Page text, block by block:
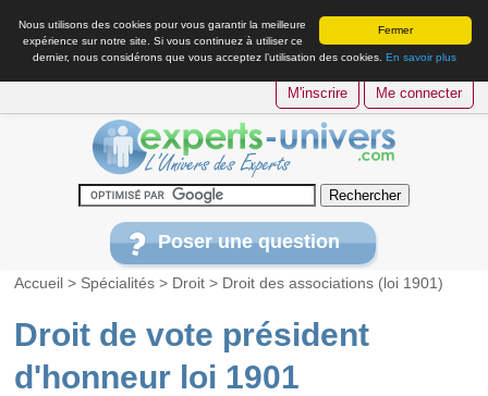
Fermer
Nous utilisons des cookies pour vous garantir la meilleure
expérience sur notre site. Si vous continuez à utiliser ce
dernier, nous considérons que vous acceptez l’utilisation des cookies. En savoir plus
M'inscrire Me connecter
Poser une question
Accueil > Spécialités > Droit > Droit des associations (loi 1901)
Droit de vote président
d'honneur loi 1901